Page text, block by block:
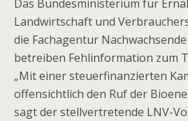
Das Bundesministerium für
Landwirtschaft und
die Fachagentur
betreiben Fehlinformation zum
„Mit einer steuerfinanzierten
offensichtlich den Ruf der
sagt der stellvertretende LNV-